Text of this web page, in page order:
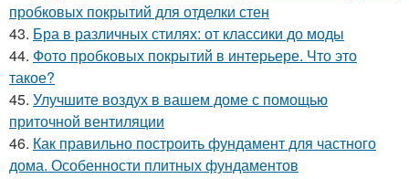
пробковых покрытий для отделки стен
43. Бра в различных стилях: от классики до моды
44. Фото пробковых покрытий в интерьере. Что это
такое?
45. Улучшите воздух в вашем доме с помощью
приточной вентиляции
46. Как правильно построить фундамент для частного
дома. Особенности плитных фундаментов